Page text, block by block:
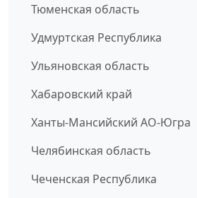
Тюменская область
Удмуртская Республика
Ульяновская область
Хабаровский край
Ханты-Мансийский АО-Югра
Челябинская область
Чеченская Республика